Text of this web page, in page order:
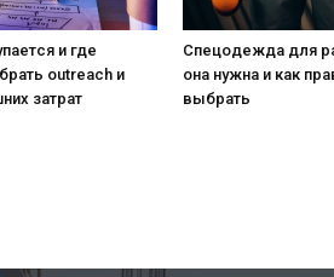
и где
outreach и
затрат
Спецодежда для
она нужна и как
выбрать